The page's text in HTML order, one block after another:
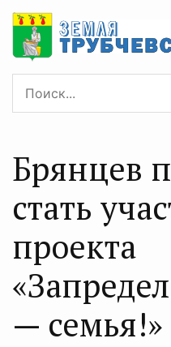
Брянцев
стать
проекта
— семья!»